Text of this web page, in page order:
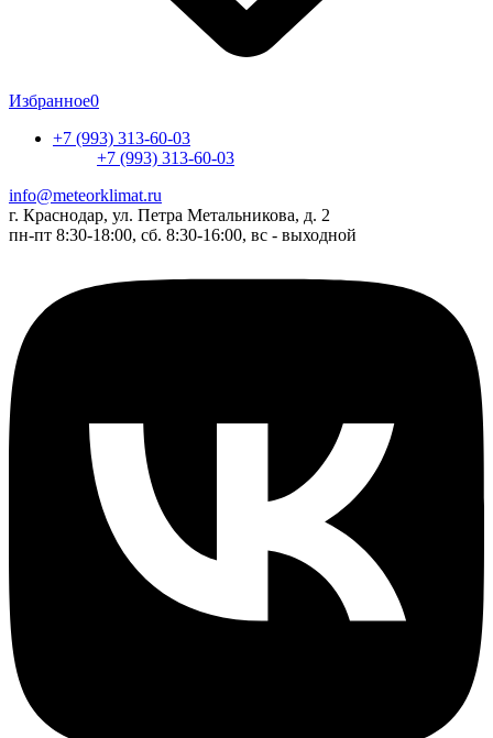
Избранное0
+7 (993) 313-60-03
+7 (993) 313-60-03
info@meteorklimat.ru
г. Краснодар, ул. Петра Метальникова, д. 2
пн-пт 8:30-18:00, сб. 8:30-16:00, вс - выходной